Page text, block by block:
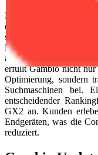
Ein herausragendes
das neue Template-
seine
HTML5 ermöglicht
automatisch an
erfüllt Gambio nicht nur
Optimierung, sondern
Suchmaschinen bei.
entscheidender
GX2 an. Kunden
Endgeräten, was die
reduziert.